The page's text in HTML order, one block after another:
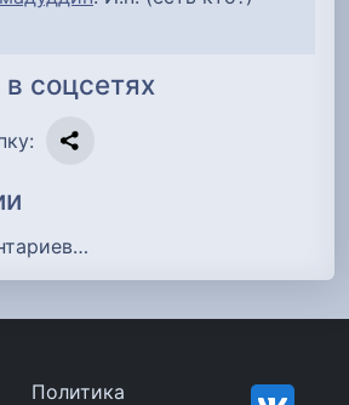
соцсетях
Политика